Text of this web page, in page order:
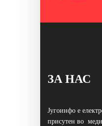
ЗА НАС
Југоинфо е
присутен во